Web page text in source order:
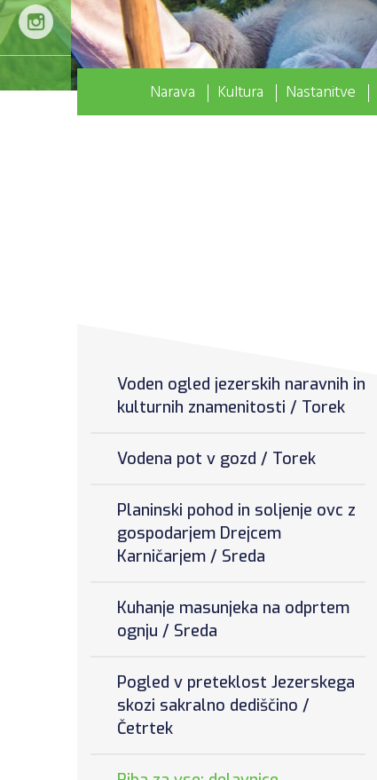
Narava Kultura Nastanitve
Voden ogled jezerskih naravnih in
kulturnih znamenitosti / Torek
Vodena pot v gozd / Torek
Planinski pohod in soljenje ovc z
gospodarjem Drejcem
Karničarjem / Sreda
Kuhanje masunjeka na odprtem
ognju / Sreda
Pogled v preteklost Jezerskega
skozi sakralno dediščino /
Četrtek